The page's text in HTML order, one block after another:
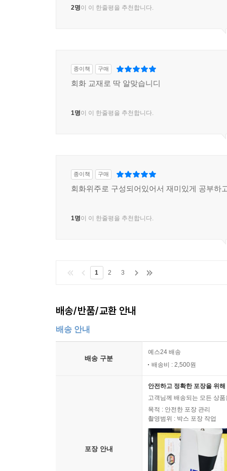
2명이 이 한줄평을 추천합니다.
종이책 구매
회화 교재로 딱 알맞습니디
1명이 이 한줄평을 추천합니다.
종이책 구매
회화위주로 구성되어있어서 재미있게 공부하
1명이 이 한줄평을 추천합니다.
1 2 3
배송/반품/교환 안내
배송 안내
배송 구분
예스24 배송
배송비 : 2,500원
포장 안내
안전하고 정확한 포장을 위
고객님께 배송되는 모든 상
목적 : 안전한 포장 관리
촬영범위 : 박스 포장 작업